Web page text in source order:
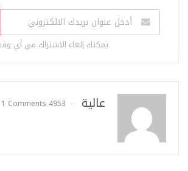
يمكنك إلغاء الاشتراك في أي
عالية 4953 Posts
1 Comments